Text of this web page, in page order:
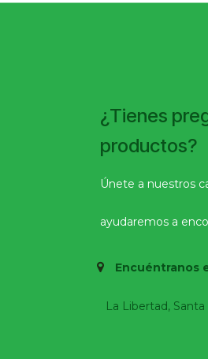
Encuéntranos
La Libertad, Santa
¿Tienes
productos?
Únete a nuestros
ayudaremos a